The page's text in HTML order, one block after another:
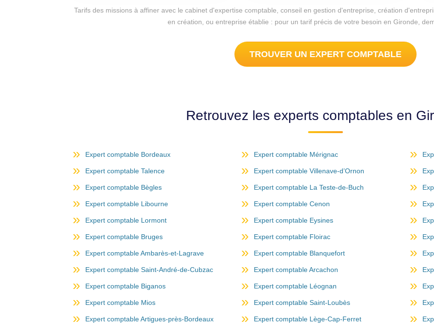
Tarifs des missions à affiner avec le cabinet d'expertise comptable, conseil en gestion d'entreprise, création
en création, ou entreprise établie : pour un tarif précis de votre besoin en Gironde,
TROUVER UN EXPERT COMPTABLE
Retrouvez les experts comptables en
Expert comptable Bordeaux Expert comptable Mérignac
Expert comptable Talence Expert comptable Villenave-d’Ornon
Expert comptable Bègles Expert comptable La Teste-de-Buch
Expert comptable Libourne Expert comptable Cenon
Expert comptable Lormont Expert comptable Eysines
Expert comptable Bruges Expert comptable Floirac
Expert comptable Ambarès-et-Lagrave Expert comptable Blanquefort
Expert comptable Saint-André-de-Cubzac Expert comptable Arcachon
Expert comptable Biganos Expert comptable Léognan
Expert comptable Mios Expert comptable Saint-Loubès
Expert comptable Artigues-près-Bordeaux Expert comptable Lège-Cap-Ferret